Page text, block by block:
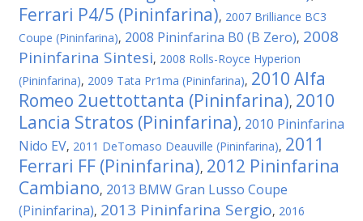
Ferrari P4/5 (Pininfarina), 2007 Brilliance BC3
Coupe (Pininfarina), 2008 Pininfarina B0 (B Zero), 2008
Pininfarina Sintesi, 2008 Rolls-Royce Hyperion
(Pininfarina), 2009 Tata Pr1ma (Pininfarina), 2010 Alfa
Romeo 2uettottanta (Pininfarina), 2010
Lancia Stratos (Pininfarina), 2010 Pininfarina
Nido EV, 2011 DeTomaso Deauville (Pininfarina), 2011
Ferrari FF (Pininfarina), 2012 Pininfarina
Cambiano, 2013 BMW Gran Lusso Coupe
(Pininfarina), 2013 Pininfarina Sergio, 2016